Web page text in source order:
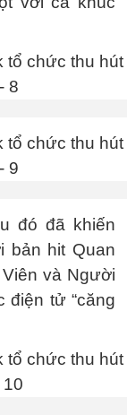
đó đã khiến
bản hit Quan
và Người
điện tử “căng